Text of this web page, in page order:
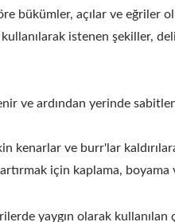
bükümler, açılar ve eğriler
kullanılarak istenen şekiller,
ve ardından yerinde
kenarlar ve burr'lar
için kaplama,
yaygın olarak